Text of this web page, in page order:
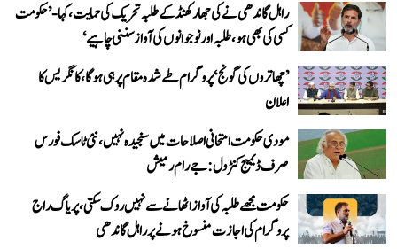
راہل گاندھی نے کی جھارکھنڈ کے طلبہ تحریک کی حمایت، کہا- ’حکومت
کسی کی بھی ہو، طلبہ اور نوجوانوں کی آواز سننی چاہیے‘
’چھاتروں کی گونج‘ پروگرام طے شدہ مقام پر ہی ہوگا، کانگریس کا
اعلان
مودی حکومت امتحانی اصلاحات میں سنجیدہ نہیں، نئی ٹاسک فورس
صرف ڈیمیج کنٹرول: جے رام رمیش
حکومت مجھے طلبہ کی آواز اٹھانے سے نہیں روک سکتی، پریاگ راج
پروگرام کی اجازت منسوخ ہونے پر راہل گاندھی